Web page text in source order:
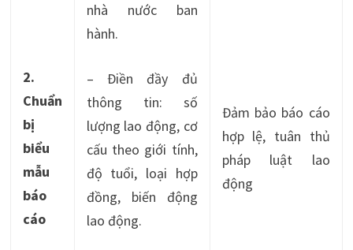
2.
Chuẩn
bị
biểu
mẫu
báo
cáo
nhà nước ban
hành.
– Điền đầy đủ
thông tin: số
lượng lao động, cơ
cấu theo giới tính,
độ tuổi, loại hợp
đồng, biến động
lao động.
Đảm bảo báo cáo
hợp lệ, tuân thủ
pháp luật lao
động